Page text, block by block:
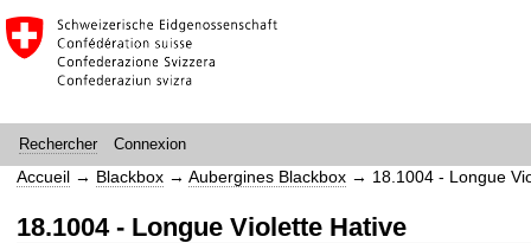
Rechercher Connexion
Accueil → Blackbox →Aubergines Blackbox → 18.1004 - Longue
18.1004 - Longue Violette Hative